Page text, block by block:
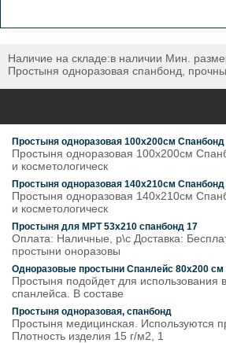
Наличие на складе:в наличии Мин.
Простыня одноразовая спанбонд,
Простыня одноразовая 100х200см Спанбонд
Простыня одноразовая 100х200см
и косметологическ
Простыня одноразовая 140х210см Спанбонд
Простыня одноразовая 140х210см
и косметологическ
Простыня для МРТ 53х210 спанбонд 17
Оплата: Наличные, р\с Доставка:
простыни оноразовы
Одноразовые простыни Спанлейс 80х200 см
Простыня подойдет для использования
спанлейса. В составе
Простыня одноразовая, спанбонд
Простыня медицинская. Используются
Плотность изделия 15 г/м2, 1